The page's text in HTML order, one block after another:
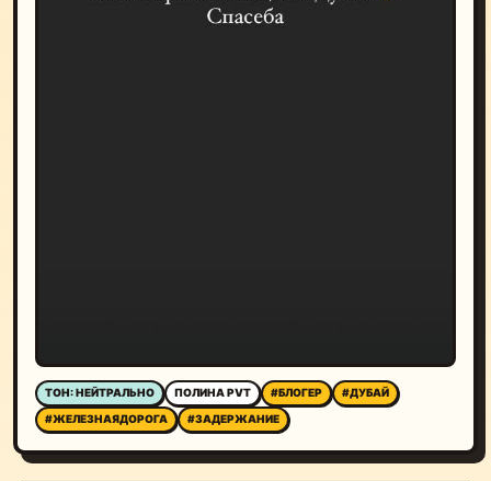
ТОН: НЕЙТРАЛЬНО ПОЛИНА PVT #БЛОГЕР
#ДУБАЙ
#ЖЕЛЕЗНАЯДОРОГА
#ЗАДЕРЖАНИЕ